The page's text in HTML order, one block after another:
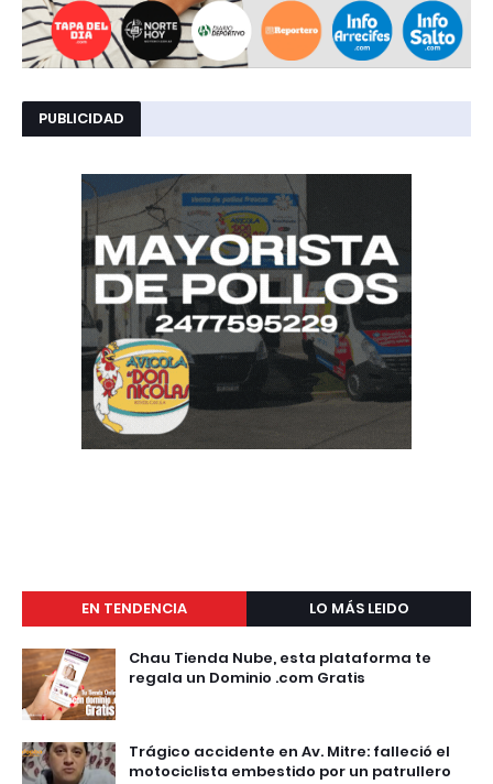
PUBLICIDAD
EN TENDENCIA LO MÁS LEIDO
Chau Tienda Nube, esta plataforma te
regala un Dominio .com Gratis
Trágico accidente en Av. Mitre: falleció el
motociclista embestido por un patrullero